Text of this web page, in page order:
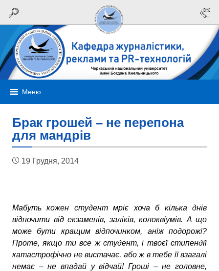
Меню
Брак грошей – не перепона
для мандрів
19 Грудня, 2014
Мабуть кожен студент мріє хоча б кілька днів
відпочити від екзаменів, заліків, колоквіумів. А що
може бути кращим відпочинком, аніж подорожі?
Проте, якщо ти все ж студент, і твоєї стипендії
катастрофічно не вистачає, або ж в тебе її взагалі
немає – не впадай у відчай! Гроші – не головне,